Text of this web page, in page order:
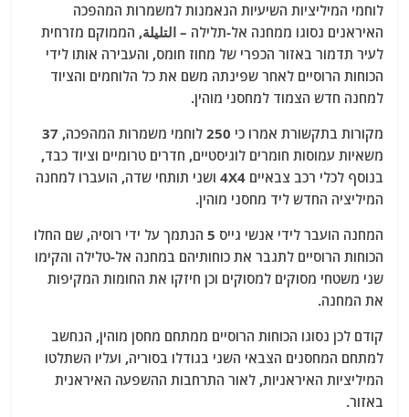
at
s
A
p
p
e
g
ra
m
ai
l
itt
er
c
e
b
o
o
k
לוחמי המיליציות השיעיות הנאמנות למשמרות המהפכה
האיראנים נסוגו ממחנה אל-תלילה – التليلة, הממוקם מזרחית
לעיר תדמור באזור הכפרי של מחוז חומס, והעבירה אותו לידי
הכוחות הרוסיים לאחר שפינתה משם את כל הלוחמים והציוד
למחנה חדש הצמוד למחסני מוהין.
מקורות בתקשורת אמרו כי 250 לוחמי משמרות המהפכה, 37
משאיות עמוסות חומרים לוגיסטיים, חדרים טרומיים וציוד כבד,
בנוסף לכלי רכב צבאיים 4X4 ושני תותחי שדה, הועברו למחנה
המיליציה החדש ליד מחסני מוהין.
המחנה הועבר לידי אנשי גייס 5 הנתמך על ידי רוסיה, שם החלו
הכוחות הרוסיים לתגבר את כוחותיהם במחנה אל-טלילה והקימו
שני משטחי מסוקים למסוקים וכן חיזקו את החומות המקיפות
את המחנה.
קודם לכן נסוגו הכוחות הרוסיים ממתחם מחסן מוהין, הנחשב
למתחם המחסנים הצבאי השני בגודלו בסוריה, ועליו השתלטו
המיליציות האיראניות, לאור התרחבות ההשפעה האיראנית
באזור.